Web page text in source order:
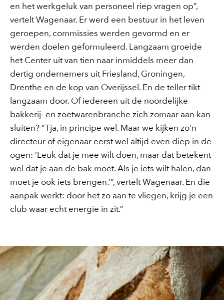
en het werkgeluk van personeel riep vragen op”,
vertelt Wagenaar. Er werd een bestuur in het leven
geroepen, commissies werden gevormd en er
werden doelen geformuleerd. Langzaam groeide
het Center uit van tien naar inmiddels meer dan
dertig ondernemers uit Friesland, Groningen,
Drenthe en de kop van Overijssel. En de teller tikt
langzaam door. Of iedereen uit de noordelijke
bakkerij- en zoetwarenbranche zich zomaar aan kan
sluiten? “Tja, in principe wel. Maar we kijken zo’n
directeur of eigenaar eerst wel altijd even diep in de
ogen: ‘Leuk dat je mee wilt doen, maar dat betekent
wel dat je aan de bak moet. Als je iets wilt halen, dan
moet je ook iets brengen.’”, vertelt Wagenaar. En die
aanpak werkt: door het zo aan te vliegen, krijg je een
club waar echt energie in zit.”